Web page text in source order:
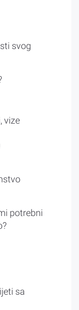
svog
vize
potrebni
sa